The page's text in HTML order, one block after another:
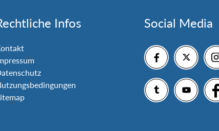
Infos Social Media